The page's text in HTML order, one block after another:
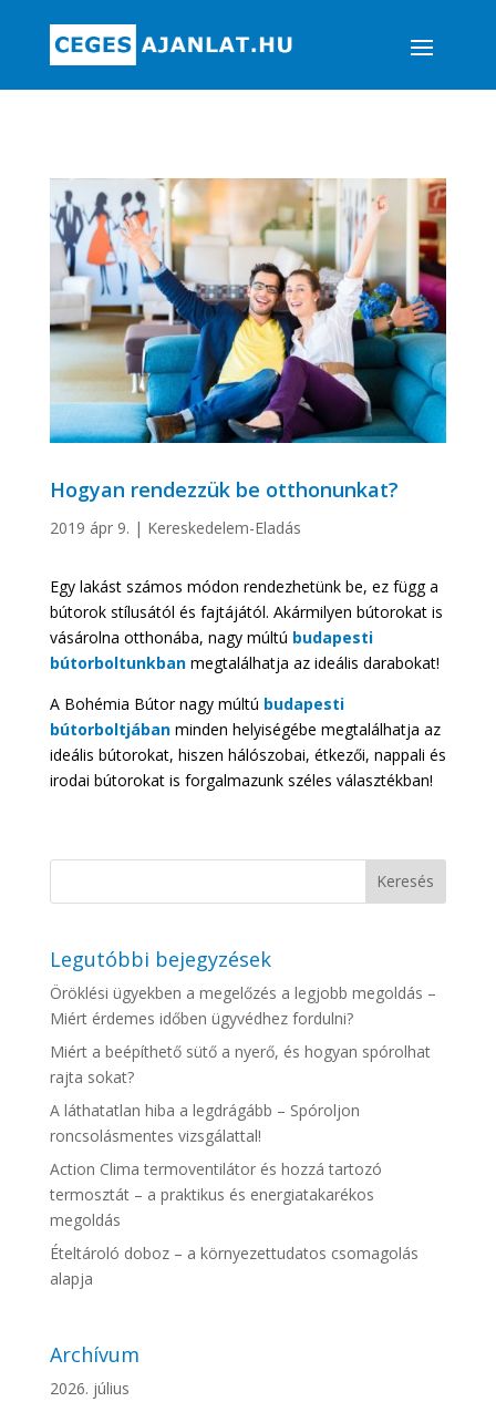
Hogyan rendezzük be otthonunkat?
2019 ápr 9. | Kereskedelem-Eladás
Egy lakást számos módon rendezhetünk be, ez függ a
bútorok stílusától és fajtájától. Akármilyen bútorokat is
vásárolna otthonába, nagy múltú budapesti
bútorboltunkbanmegtalálhatja az ideális darabokat!
A Bohémia Bútor nagy múltú budapesti
bútorboltjábanminden helyiségébe megtalálhatja az
ideális bútorokat, hiszen hálószobai, étkezői, nappali és
irodai bútorokat is forgalmazunk széles választékban!
Legutóbbi bejegyzések
Öröklési ügyekben a megelőzés a legjobb megoldás –
Miért érdemes időben ügyvédhez fordulni?
Miért a beépíthető sütő a nyerő, és hogyan spórolhat
rajta sokat?
A láthatatlan hiba a legdrágább – Spóroljon
roncsolásmentes vizsgálattal!
Action Clima termoventilátor és hozzá tartozó
termosztát – a praktikus és energiatakarékos
megoldás
Ételtároló doboz – a környezettudatos csomagolás
alapja
Archívum
2026. július